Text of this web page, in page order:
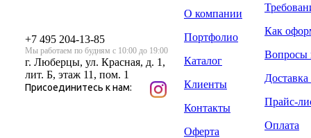
+7 495 204-13-85
Мы работаем по будням с 10:00 до 19:00
г. Люберцы, ул. Красная, д. 1,
лит. Б, этаж 11, пом. 1
Присоединитесь к нам:
О компании
Портфолио
Каталог
Клиенты
Контакты
Оферта
Как
Вопросы
Доставка
Прайс-
Оплата